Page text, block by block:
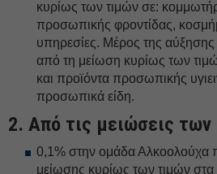
κυρίως των τιμών σε:
προσωπικής φροντίδας,
υπηρεσίες. Μέρος της αύξησης
από τη μείωση κυρίως των
και προϊόντα προσωπικής
προσωπικά είδη.
2. Από τις μειώσεις των
0,1% στην ομάδα Αλκοολούχα
μείωσης κυρίως των τιμών